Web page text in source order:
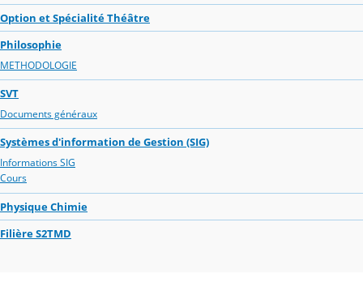
Option et Spécialité Théâtre
Philosophie
METHODOLOGIE
SVT
Documents généraux
Systèmes d'information de Gestion (SIG)
Informations SIG
Cours
Physique Chimie
Filière S2TMD